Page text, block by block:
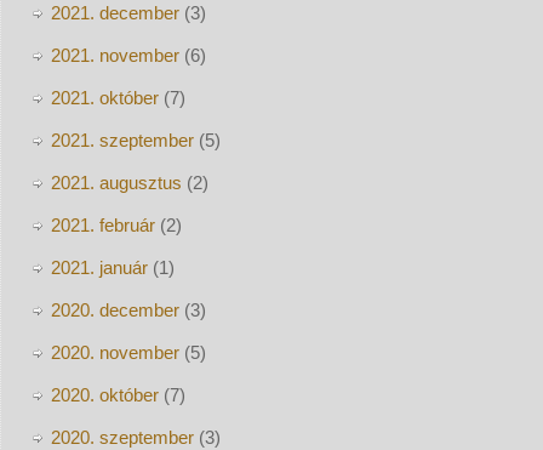
2021. december(3)
2021. november(6)
2021. október(7)
2021. szeptember(5)
2021. augusztus (2)
2021. február(2)
2021. január(1)
2020. december(3)
2020. november(5)
2020. október(7)
2020. szeptember(3)